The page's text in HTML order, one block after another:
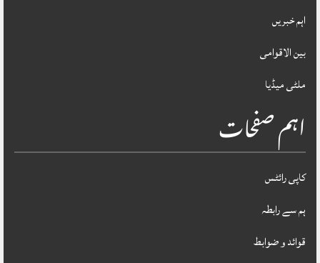
اہم خبریں
بین الاقوامی
ملٹی میڈیا
اہم صفحات
کاپی رائٹس
ہم سے رابطہ
قوائد و ضوابط